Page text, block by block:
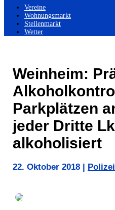
Vereine
Wohnungsmarkt
Stellenmarkt
Wetter
Weinheim:
Parkplätzen
jeder Dritte
alkoholisiert
22. Oktober 2018 Polizei